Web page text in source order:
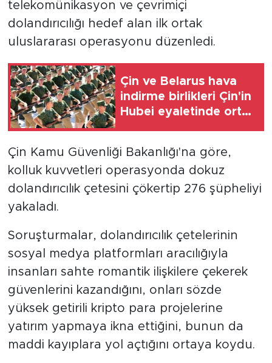
telekomünikasyon ve çevrimiçi
dolandırıcılığı hedef alan ilk ortak
uluslararası operasyonu düzenledi.
Çin ve Belarus hava
indirme birlikleri Çin'in
Hubei eyaletinde ortak
Çin Kamu Güvenliği Bakanlığı'na göre,
kolluk kuvvetleri operasyonda dokuz
dolandırıcılık çetesini çökertip 276 şüpheliyi
yakaladı.
Soruşturmalar, dolandırıcılık çetelerinin
sosyal medya platformları aracılığıyla
insanları sahte romantik ilişkilere çekerek
güvenlerini kazandığını, onları sözde
yüksek getirili kripto para projelerine
yatırım yapmaya ikna ettiğini, bunun da
maddi kayıplara yol açtığını ortaya koydu.